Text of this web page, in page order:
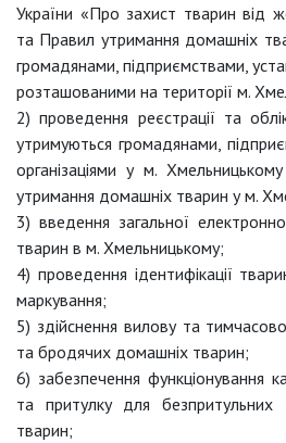
України «Про захист тварин від
та Правил утримання домашніх
громадянами, підприємствами,
розташованими на території м.
2) проведення реєстрації та
утримуються громадянами,
організаціями у м.
утримання домашніх тварин у м.
3) введення загальної
тварин в м. Хмельницькому;
4) проведення ідентифікації
маркування;
5) здійснення вилову та
та бродячих домашніх тварин;
6) забезпечення функціонування
та притулку для
тварин;